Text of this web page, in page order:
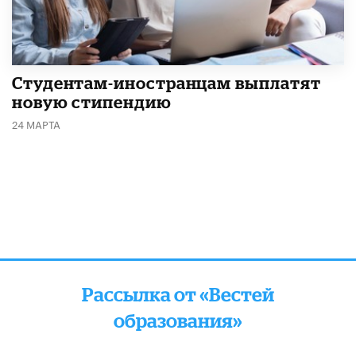
Студентам-иностранцам выплатят
новую стипендию
24 МАРТА
Рассылка от «Вестей
образования»